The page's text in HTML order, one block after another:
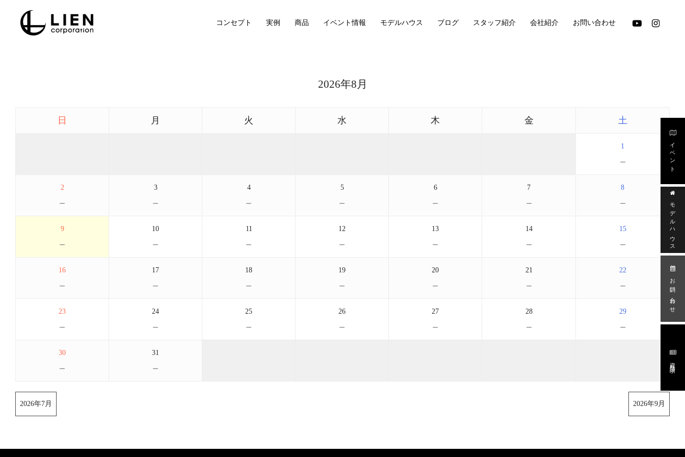
コンセプト 実例 商品 イベント情報 モデルハウス ブログ スタッフ紹介 会社紹介 お問い合わせ youtube instagram
イベント
モデルハウス
お問い合わせ
資料請求
2026年8月
日 月 火 水 木 金 土
1
－
2
－
3
－
4
－
5
－
6
－
7
－
8
－
9
－
10
－
11
－
12
－
13
－
14
－
15
－
16
－
17
－
18
－
19
－
20
－
21
－
22
－
23
－
24
－
25
－
26
－
27
－
28
－
29
－
30
－
31
－
2026年7月 2026年9月